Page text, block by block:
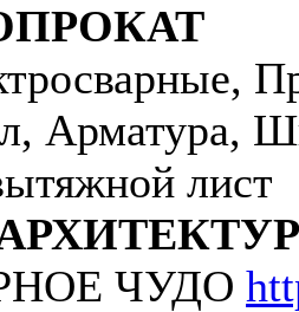
Арматура,
лист
ЧУДО